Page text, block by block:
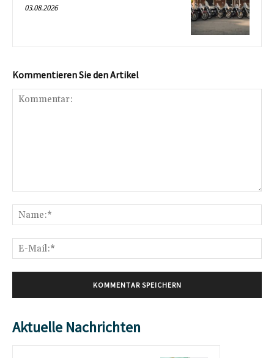
03.08.2026
Kommentieren Sie den Artikel
Aktuelle Nachrichten